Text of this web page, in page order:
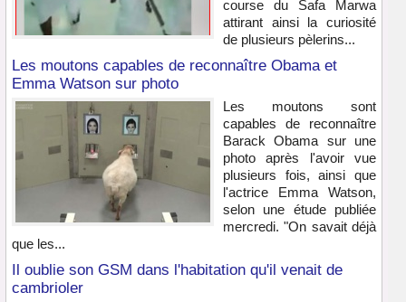
course du Safa Marwa
attirant ainsi la curiosité
de plusieurs pèlerins...
Les moutons capables de reconnaître Obama et
Emma Watson sur photo
Les moutons sont
capables de reconnaître
Barack Obama sur une
photo après l'avoir vue
plusieurs fois, ainsi que
l'actrice Emma Watson,
selon une étude publiée
mercredi. "On savait déjà
que les...
Il oublie son GSM dans l'habitation qu'il venait de
cambrioler